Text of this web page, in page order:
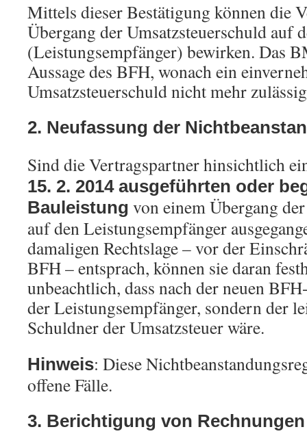
Mittels dieser Bestätigung können die
Übergang der Umsatzsteuerschuld auf
(Leistungsempfänger) bewirken. Das
Aussage des BFH, wonach ein
Umsatzsteuerschuld nicht mehr
2. Neufassung der
Sind die Vertragspartner hinsichtlich
15. 2. 2014 ausgeführten oder
Bauleistung von einem Übergang
auf den Leistungsempfänger
damaligen Rechtslage – vor der
BFH – entsprach, können sie daran
unbeachtlich, dass nach der neuen
der Leistungsempfänger, sondern der
Schuldner der Umsatzsteuer wäre.
Hinweis: Diese
offene Fälle.
3. Berichtigung von